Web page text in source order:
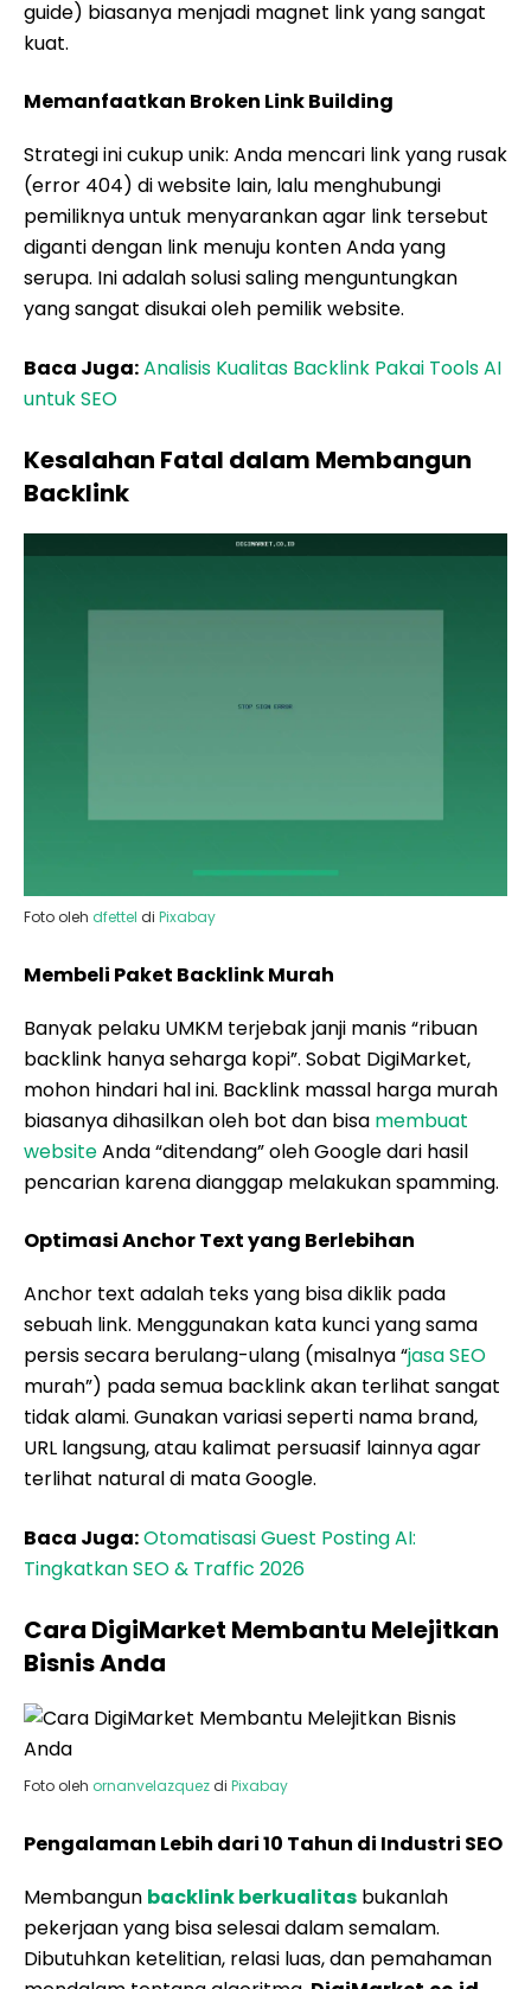
guide) biasanya menjadi magnet link yang sangat
kuat.
Memanfaatkan Broken Link Building
Strategi ini cukup unik: Anda mencari link yang rusak
(error 404) di website lain, lalu menghubungi
pemiliknya untuk menyarankan agar link tersebut
diganti dengan link menuju konten Anda yang
serupa. Ini adalah solusi saling menguntungkan
yang sangat disukai oleh pemilik website.
Baca Juga:Analisis Kualitas Backlink Pakai Tools AI
untuk SEO
Kesalahan Fatal dalam Membangun
Backlink
Foto oleh dfettel di Pixabay
Membeli Paket Backlink Murah
Banyak pelaku UMKM terjebak janji manis “ribuan
backlink hanya seharga kopi”. Sobat DigiMarket,
mohon hindari hal ini. Backlink massal harga murah
biasanya dihasilkan oleh bot dan bisa membuat
websiteAnda “ditendang” oleh Google dari hasil
pencarian karena dianggap melakukan spamming.
Optimasi Anchor Text yang Berlebihan
Anchor text adalah teks yang bisa diklik pada
sebuah link. Menggunakan kata kunci yang sama
persis secara berulang-ulang (misalnya “jasa SEO
murah”) pada semua backlink akan terlihat sangat
tidak alami. Gunakan variasi seperti nama brand,
URL langsung, atau kalimat persuasif lainnya agar
terlihat natural di mata Google.
Baca Juga:Otomatisasi Guest Posting AI:
Tingkatkan SEO & Traffic 2026
Cara DigiMarket Membantu Melejitkan
Bisnis Anda
Foto oleh ornanvelazquez di Pixabay
Pengalaman Lebih dari 10 Tahun di Industri SEO
Membangun backlink berkualitas bukanlah
pekerjaan yang bisa selesai dalam semalam.
Dibutuhkan ketelitian, relasi luas, dan pemahaman